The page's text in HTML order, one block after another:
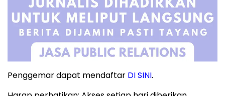
Penggemar dapat mendaftar DI SINI.